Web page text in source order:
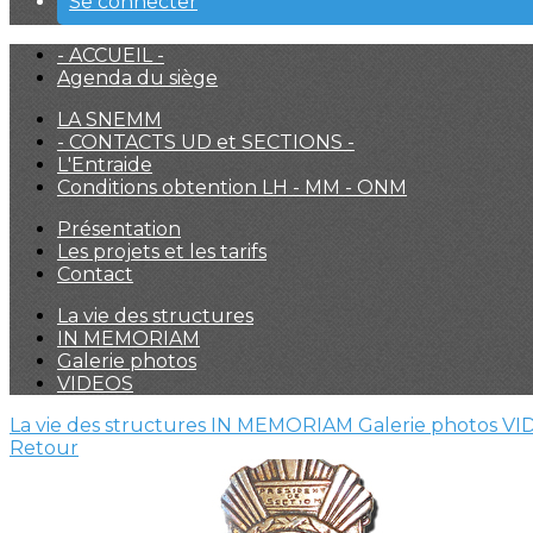
- ACCUEIL -
Agenda du siège
LA SNEMM
- CONTACTS UD et SECTIONS -
L'Entraide
Conditions obtention LH - MM - ONM
Présentation
Les projets et les tarifs
Contact
La vie des structures
IN MEMORIAM
Galerie photos
VIDEOS
La vie des structures IN MEMORIAM Galerie photos
Retour